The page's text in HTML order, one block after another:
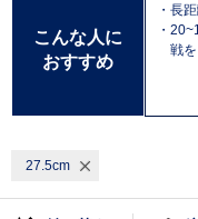
・長
・
戦
こんな人に
おすすめ
27.5cm